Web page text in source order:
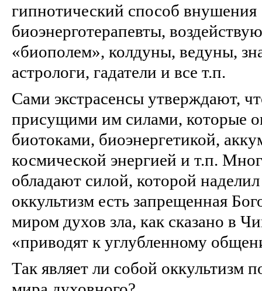
гипнотический способ
биоэнерготерапевты,
«биополем», колдуны, ведуны,
астрологи, гадатели и все т.п.
Сами экстрасенсы утверждают,
присущими им силами, которые
биотоками, биоэнергетикой,
космической энергией и т.п.
обладают силой, которой
оккультизм есть запрещенная
миром духов зла, как сказано в
«приводят к углубленному
Так являет ли собой оккультизм